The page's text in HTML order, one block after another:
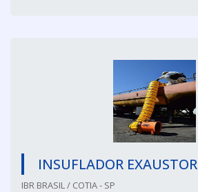
INSUFLADOR EXAUSTOR
IBR BRASIL / COTIA - SP